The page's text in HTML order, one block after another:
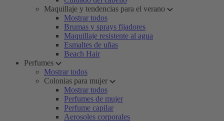
Maquillaje y tendencias para el verano
Mostrar todos
Brumas y sprays fijadores
Maquillaje resistente al agua
Esmaltes de uñas
Beach Hair
Perfumes
Mostrar todos
Colonias para mujer
Mostrar todos
Perfumes de mujer
Perfume capilar
Aerosoles corporales